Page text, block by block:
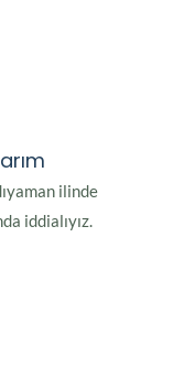
ilinde
iddialıyız.